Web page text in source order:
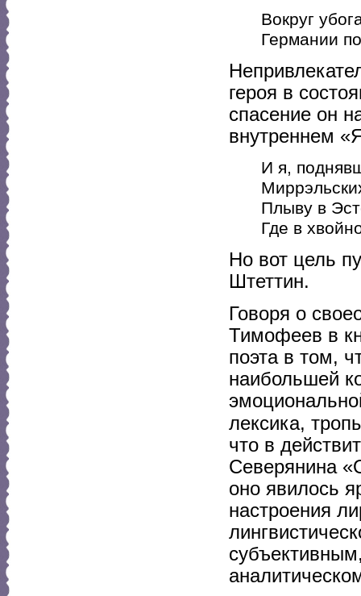
Вокруг
Германии
героя в
спасение он
внутреннем
И я,
Плыву в
Где в
Но вот цель
Штеттин.
Говоря о
Тимофеев в
поэта в том,
наибольшей
лексика,
что в
Северянина
оно явилось
настроения